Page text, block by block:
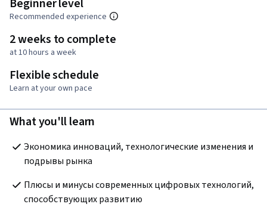
Beginner level
Recommended experience
2 weeks to complete
at 10 hours a week
Flexible schedule
Learn at your own pace
What you'll learn
Экономика инноваций, технологические изменения и
подрывы рынка
Плюсы и минусы современных цифровых технологий,
способствующих развитию